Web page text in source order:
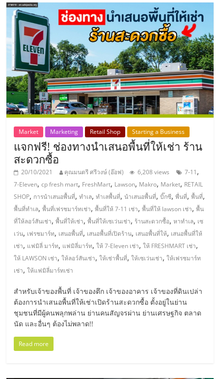
ที่
ปรึกษา
แฟ
รน
ไชส์,
รวม
แฟ
รน
ไชส์
ขาย
แฟ
รน
ไชส์
Market Marketing Retail Shop Starting a Business
แจกฟรี! ช่องทางนำเสนอพื้นที่ให้เช่า ร้าน
สะดวกซื้อ
20/10/2021 คุณมนตรี ศรีวงษ์ (อ๊อฟ) 6,208 views 7-11,
7-Eleven,cp fresh mart, FreshMart, Lawson, Makro, Market, RETAIL
SHOP, การนำเสนอพื้นที่,ทำเล,ทำเลพื้นที่,นำเสนอพื้นที่,บิ๊กซี,พื่นที่,พื้นที่,
พื้นที่ทำเล,พื้นที่เฟรชมาร์ทเช่า,พื้นที่ให้ 7-11 เช่า,พื้นที่ให้ lawson เช่า,พื้น
ที่ให้ลอว์สันเช่า,พื้นที่ให้เช่า,พื้นที่ให้เซเว่นเช่า, ร้านสะดวกซื้อ,หาทำเล, เซ
เว่น, เฟรชมาร์ท, เสนอพื้นที่, เสนอพื้นที่เปิดร้าน, เสนอพื้นที่ให้, เสนอพื้นที่ให้
เช่า, แฟมิลี่ มาร์ท, แฟมิลี่มาร์ท,ให้ 7-Eleven เช่า,ให้ FRESHMART เช่า,
ให้ LAWSON เช่า,ให้ลอว์สันเช่า,ให้เช่าพื้นที่,ให้เซเว่นเช่า,ให้เฟรชมาร์ท
เช่า,ให้แฟมิลี่มาร์ทเช่า
สำหรับเจ้าของพื้นที่ เจ้าของตึก เจ้าของอาคาร เจ้าของที่ดินเปล่า
ต้องการนำเสนอพื้นที่ให้เช่าเปิดร้านสะดวกซื้อ ตั้งอยู่ในย่าน
ชุมชนที่มีผู้คนพลุกพล่าน ย่านคนสัญจรผ่าน ย่านเศรษฐกิจ ตลาด
นัด และอื่นๆ ต้องไม่พลาด!!
Read more